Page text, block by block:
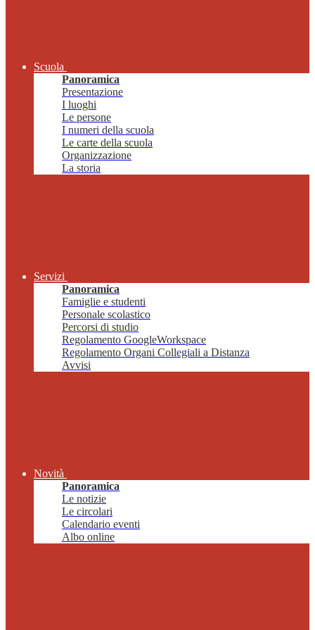
Scuola
Panoramica
Presentazione
I luoghi
Le persone
I numeri della scuola
Le carte della scuola
Organizzazione
La storia
Servizi
Panoramica
Famiglie e studenti
Personale scolastico
Percorsi di studio
Regolamento GoogleWorkspace
Regolamento Organi Collegiali a Distanza
Avvisi
Novità
Panoramica
Le notizie
Le circolari
Calendario eventi
Albo online